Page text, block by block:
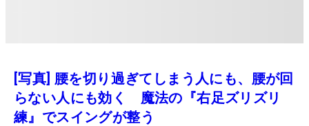
[写真] 腰を切り過ぎてしまう人にも、腰が回
らない人にも効く 魔法の『右足ズリズリ
練』でスイングが整う